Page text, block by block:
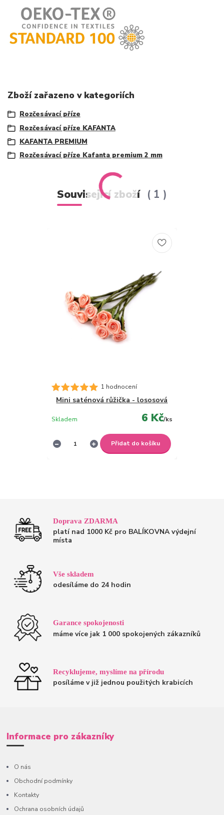
Zboží zařazeno v kategoriích
Rozčesávací příze
Rozčesávací příze KAFANTA
KAFANTA PREMIUM
Rozčesávací příze Kafanta premium 2 mm
Související zboží 1
1 hodnocení
Mini saténová růžička - lososová
6 Kč/ks
Skladem
Přidat do košíku
Doprava ZDARMA
platí nad 1000 Kč pro BALÍKOVNA výdejní
místa
Vše skladem
odesíláme do 24 hodin
Garance spokojenosti
máme více jak 1 000 spokojených zákazníků
Recyklujeme, myslíme na přírodu
posíláme v již jednou použitých krabicích
Informace pro zákazníky
O nás
Obchodní podmínky
Kontakty
Ochrana osobních údajů